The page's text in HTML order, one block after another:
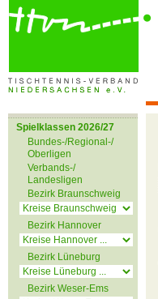
Spielklassen 2026/27
Bundes-/Regional-/
Oberligen
Verbands-/
Landesligen
Bezirk Braunschweig
Bezirk Hannover
Bezirk Lüneburg
Bezirk Weser-Ems